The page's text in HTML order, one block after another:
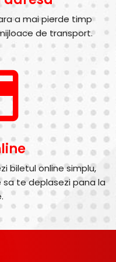
a mai pierde timp
de transport.
biletul online simplu,
te deplasezi pana la